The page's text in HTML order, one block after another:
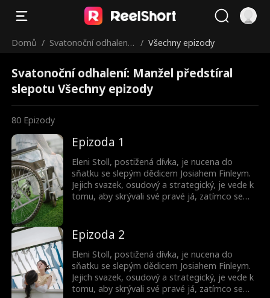
Domů / Svatonoční odhalení:
potu
/ Všechny epizody
Svatonoční odhalení: Manžel předstíral
slepotu Všechny epizody
80 Epizody
Epizoda 1
Eleni Stoll, postižená dívka, je nucena do
sňatku se slepým dědicem Josiahem Finleym.
Jejich svazek, osudový a strategický, je vede k
tomu, aby skrývali své pravé já, zatímco se
technologií a odhalují tajemství zmizelého
mistra.
Epizoda 2
Eleni Stoll, postižená dívka, je nucena do
sňatku se slepým dědicem Josiahem Finleym.
Jejich svazek, osudový a strategický, je vede k
tomu, aby skrývali své pravé já, zatímco se